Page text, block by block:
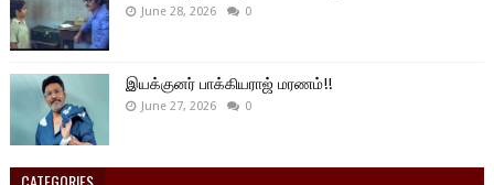
June 28, 2026 0
இயக்குனர் பாக்கியராஜ் மரணம்!!
June 27, 2026 0